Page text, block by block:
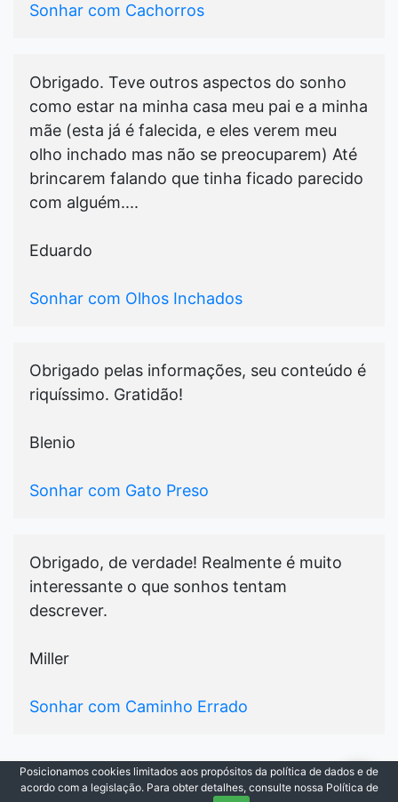
Sonhar com Cachorros
Obrigado. Teve outros aspectos do sonho
como estar na minha casa meu pai e a minha
mãe (esta já é falecida, e eles verem meu
olho inchado mas não se preocuparem) Até
brincarem falando que tinha ficado parecido
com alguém....
Eduardo
Sonhar com Olhos Inchados
Obrigado pelas informações, seu conteúdo é
riquíssimo. Gratidão!
Blenio
Sonhar com Gato Preso
Obrigado, de verdade! Realmente é muito
interessante o que sonhos tentam
descrever.
Miller
Sonhar com Caminho Errado
© 2021-2026Cada Sonho|Todos os Direitos
Posicionamos cookies limitados aos propósitos da política de dados e de
acordo com a legislação. Para obter detalhes, consulte nossa Política de